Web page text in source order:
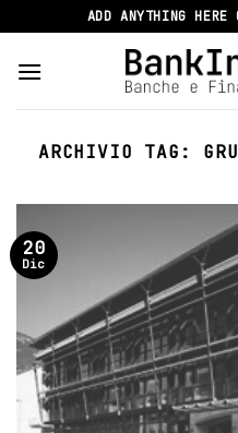
to
content
ADD ANYTHING
ARCHIVIO TAG:
20
Dic